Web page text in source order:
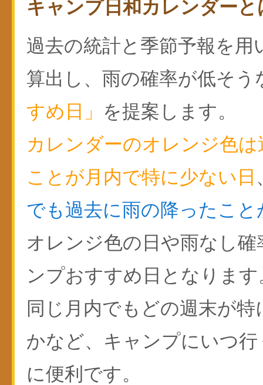
キャンプ日和カレンダーと
過去の統計と季節予報を用
算出し、雨の確率が低そう
すめ日」
を提案します。
カレンダーのオレンジ色
ことが月内で特に少ない日
でも過去に雨の降ったこと
オレンジ色の日や雨なし
ンプおすすめ日となります
同じ月内でもどの週末が
かなど、キャンプにいつ
に便利です。